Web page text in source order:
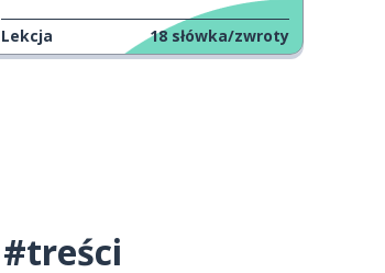
Lekcja 18 słówka/zwroty